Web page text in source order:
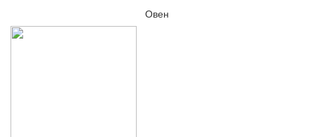
Овен